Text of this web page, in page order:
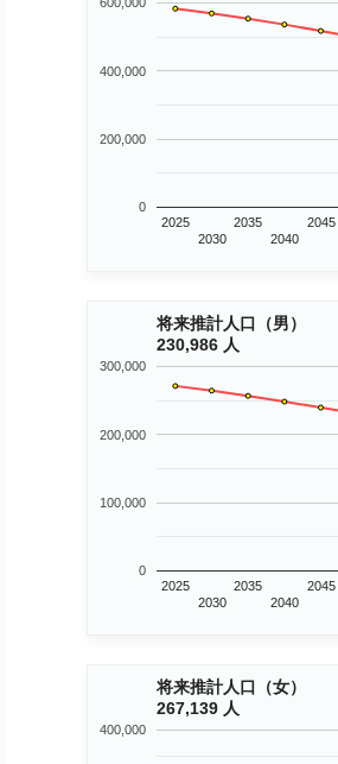
2025
2030
2035
2040
2045
0
200,000
400,000
600,000
将来推計人口（男）
230,986 人
2025
2030
2035
2040
2045
0
100,000
200,000
300,000
将来推計人口（女）
267,139 人
400,000